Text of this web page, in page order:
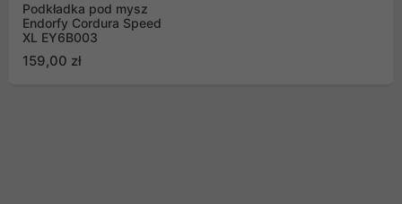
Podkładka pod mysz
Endorfy Cordura Speed
XL EY6B003
159,00 zł